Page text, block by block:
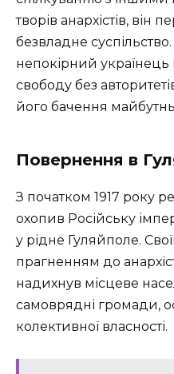
творів анархістів, він
безвладне суспільство.
непокірний
свободу без
його бачення
Повернення в
З початком 1917 року
охопив Російську
у рідне Гуляйполе.
прагненням до
надихнув місцеве
самоврядні громади,
колективної власності.